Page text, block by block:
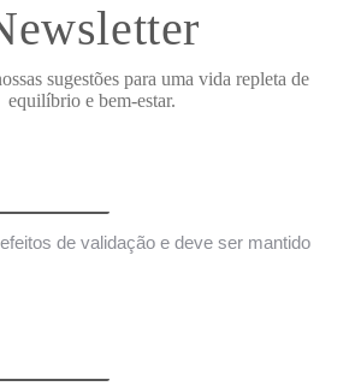
sugestões para uma vida repleta de
equilíbrio e bem-estar.
de validação e deve ser mantido